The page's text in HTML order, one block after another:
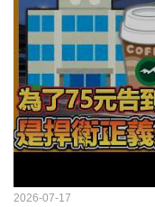
2026-07-17